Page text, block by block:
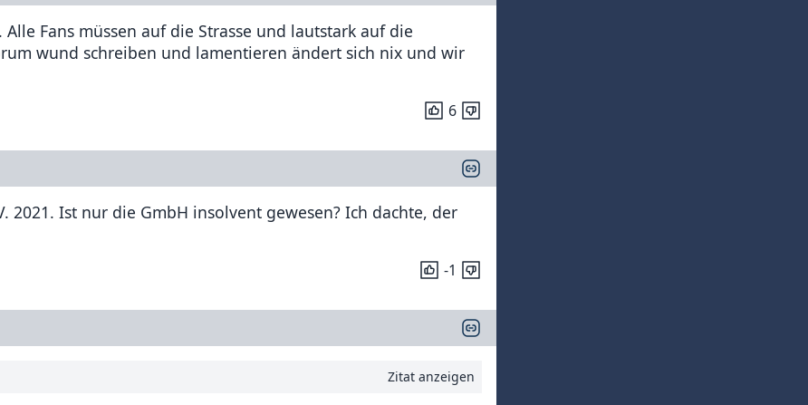
Alle Fans müssen auf die Strasse und lautstark auf die
wund schreiben und lamentieren ändert sich nix und wir
6
Ist nur die GmbH insolvent gewesen? Ich dachte, der
-1
Zitat anzeigen